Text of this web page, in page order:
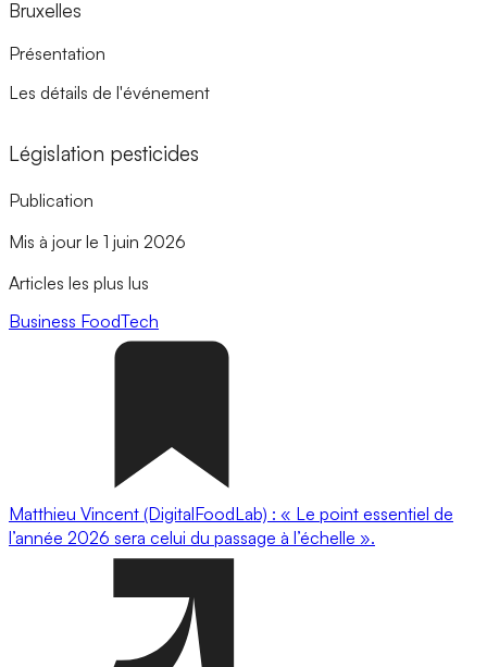
Bruxelles
Présentation
Les détails de l'événement
Législation pesticides
Publication
Mis à jour le 1 juin 2026
Articles les plus lus
Business FoodTech
Matthieu Vincent (DigitalFoodLab) : « Le point essentiel de
l’année 2026 sera celui du passage à l’échelle ».